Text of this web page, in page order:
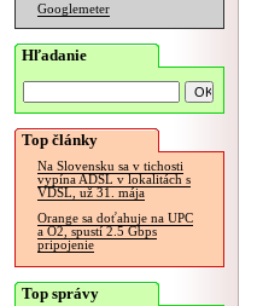
Googlemeter
Hľadanie
Top články
Na Slovensku sa v tichosti
vypína ADSL v lokalitách s
VDSL, už 31. mája
Orange sa doťahuje na UPC
a O2, spustí 2.5 Gbps
pripojenie
Top správy